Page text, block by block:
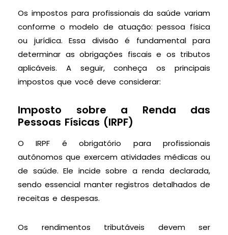
Os impostos para profissionais da saúde variam
conforme o modelo de atuação: pessoa física
ou jurídica. Essa divisão é fundamental para
determinar as obrigações fiscais e os tributos
aplicáveis. A seguir, conheça os principais
impostos que você deve considerar:
Imposto sobre a Renda das
Pessoas Físicas (IRPF)
O IRPF é obrigatório para profissionais
autônomos que exercem atividades médicas ou
de saúde. Ele incide sobre a renda declarada,
sendo essencial manter registros detalhados de
receitas e despesas.
Os rendimentos tributáveis devem ser